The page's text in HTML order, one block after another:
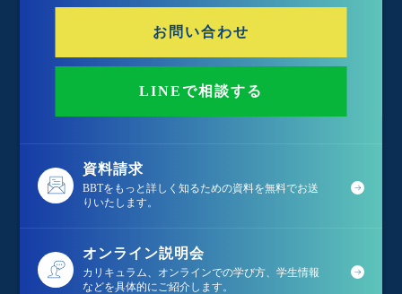
お問い合わせ
LINEで相談する
資料請求
BBTをもっと詳しく知るための資料を無料でお送
りいたします。
オンライン説明会
カリキュラム、オンラインでの学び方、学生情報
などを具体的にご紹介します。